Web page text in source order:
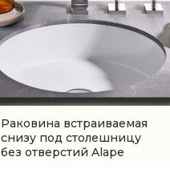
Раковина встраиваемая
снизу под столешницу
без отверстий Alape